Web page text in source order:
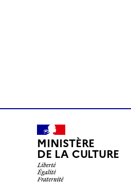
MINISTÈRE
DE LA CULTURE